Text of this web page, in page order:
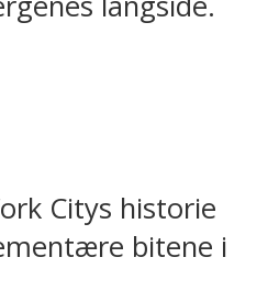
Citys historie
bitene i